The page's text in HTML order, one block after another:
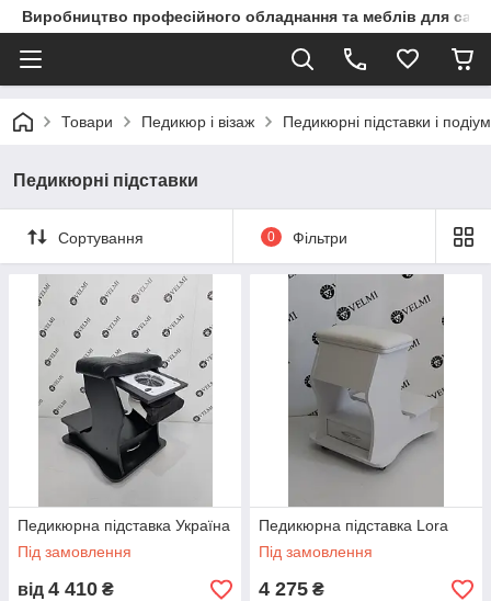
Виробництво професійного обладнання та меблів для
Товари Педикюр і візаж Педикюрні підставки і
Педикюрні підставки
Сортування 0 Фільтри
Педикюрна підставка Україна
Під замовлення
від 4 410 ₴
Педикюрна підставка Lora
Під замовлення
4 275 ₴